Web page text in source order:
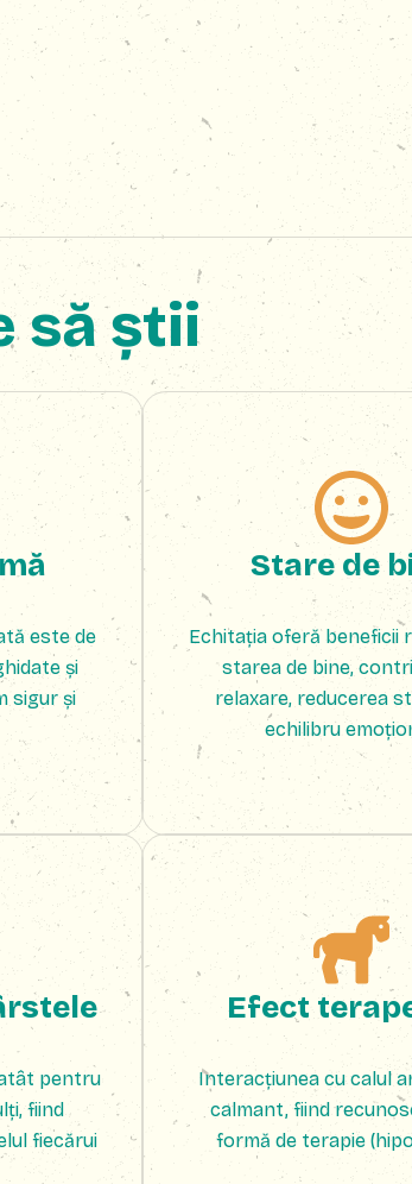
să știi
este de
și
sigur și
Stare de
Echitația oferă beneficii
starea de bine,
relaxare, reducerea
echilibru
pentru
fiind
fiecărui
Efect
Interacțiunea cu calul
calmant, fiind
formă de terapie